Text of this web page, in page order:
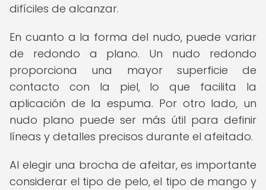
difíciles de alcanzar.
En cuanto a la forma del nudo, puede variar
de redondo a plano. Un nudo redondo
proporciona una mayor superficie de
contacto con la piel, lo que facilita la
aplicación de la espuma. Por otro lado, un
nudo plano puede ser más útil para definir
líneas y detalles precisos durante el afeitado.
Al elegir una brocha de afeitar, es importante
considerar el tipo de pelo, el tipo de mango y